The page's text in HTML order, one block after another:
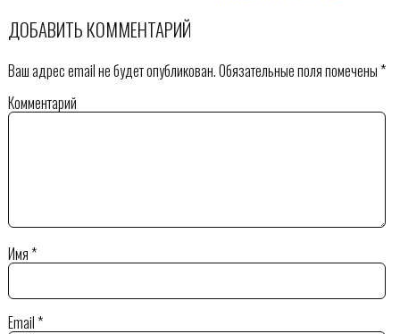
ДОБАВИТЬ КОММЕНТАРИЙ
Ваш адрес email не будет опубликован.Обязательные поля помечены*
Комментарий
Имя*
Email*